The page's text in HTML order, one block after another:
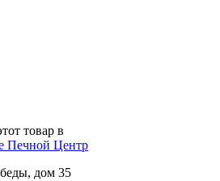
товар в
Печной Центр
дом 35